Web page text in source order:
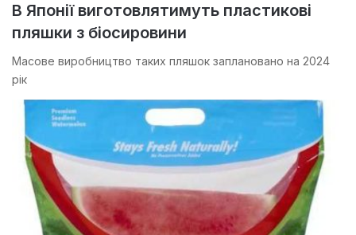
В Японії виготовлятимуть пластикові
пляшки з біосировини
Масове виробництво таких пляшок заплановано на 2024
рік